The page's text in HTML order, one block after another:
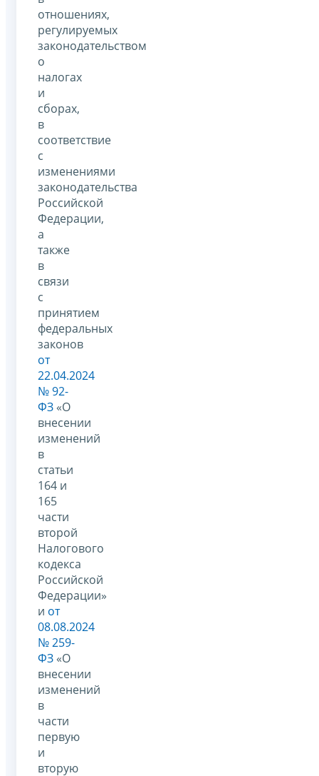
отношениях,
регулируемых
законодательством
о
налогах
и
сборах,
в
соответствие
с
изменениями
законодательства
Российской
Федерации,
а
также
в
связи
с
принятием
федеральных
законов
от
22.04.2024
№ 92-
ФЗ «О
внесении
изменений
в
статьи
164 и
165
части
второй
Налогового
кодекса
Российской
Федерации»
и от
08.08.2024
№ 259-
ФЗ «О
внесении
изменений
в
части
первую
и
вторую